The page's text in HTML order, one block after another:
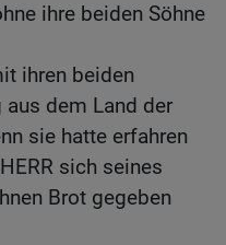
ihre beiden Söhne
ihren beiden
dem Land der
sie hatte erfahren
sich seines
Brot gegeben